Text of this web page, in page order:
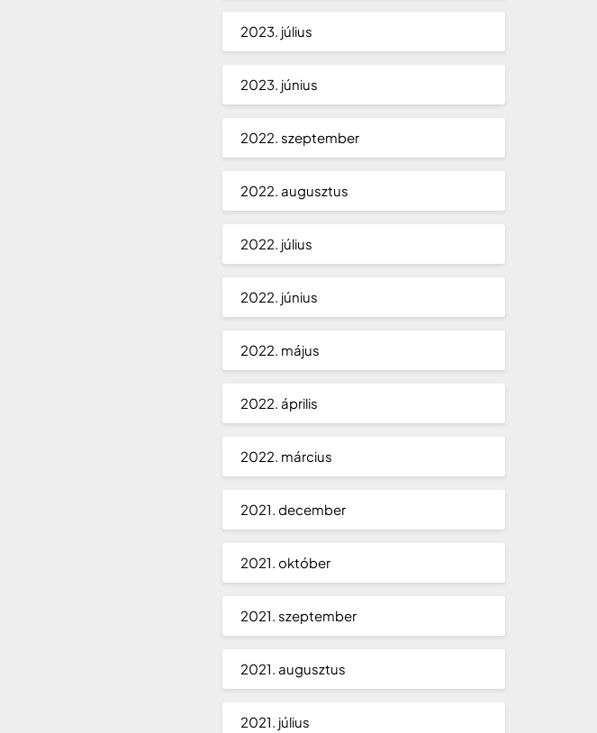
2023. július
2023. június
2022. szeptember
2022. augusztus
2022. július
2022. június
2022. május
2022. április
2022. március
2021. december
2021. október
2021. szeptember
2021. augusztus
2021. július